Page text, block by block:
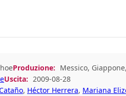
Produzione: Messico,
Uscita: 2009-08-28
, Héctor Herrera, Mariana